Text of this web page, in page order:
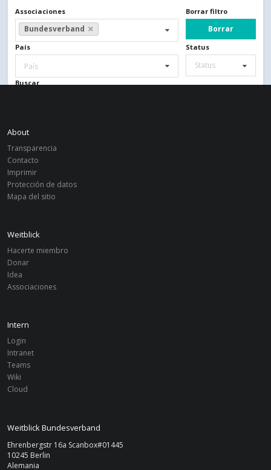
Associaciones
Bundesverband
Borrar filtro
Borrar
País
País
Status
Status
Buscar
About
Transparencia
Contacto
Imprimir
Protección de datos
Mapa del sitio
Weitblick
Hacerte miembro
Donar
Idea
Associaciones
Intern
Login
Intranet
Teams
Wiki
Cloud
Weitblick Bundesverband
Ehrenbergstr 16a Scanbox#01445
10245 Berlin
Alemania